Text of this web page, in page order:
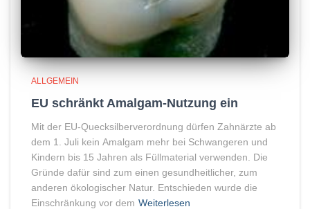
ALLGEMEIN
EU schränkt Amalgam-Nutzung ein
Mit der EU-Quecksilberverordnung dürfen Zahnärzte ab
dem 1. Juli kein Amalgam mehr bei Schwangeren und
Kindern bis 15 Jahren als Füllmaterial verwenden. Die
Gründe dafür sind zum einen gesundheitlicher, zum
anderen ökologischer Natur. Entschieden wurde die
Einschränkung vor dem Weiterlesen